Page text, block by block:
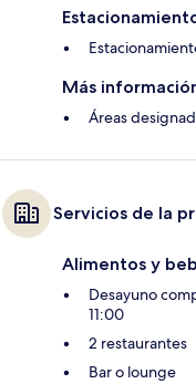
Más
Áreas
Servicios de la
Alimentos y
Desayuno
11:00
2 restaurantes
Bar o lounge